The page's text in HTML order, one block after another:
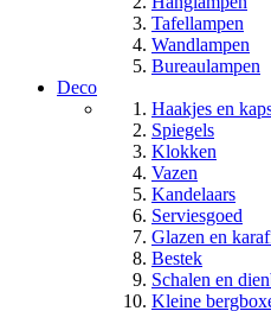
Tafellampen
Wandlampen
Bureaulampen
Deco
Haakjes en
Spiegels
Klokken
Vazen
Kandelaars
Serviesgoed
Glazen en
Bestek
Schalen en
Kleine